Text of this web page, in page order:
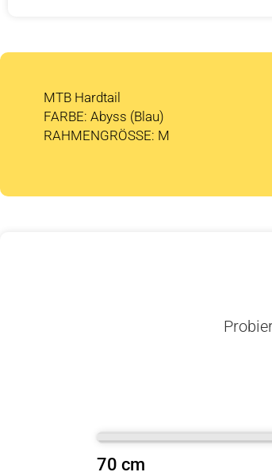
MTB Hardtail
FARBE: Abyss (Blau)
RAHMENGRÖSSE: M
70 cm